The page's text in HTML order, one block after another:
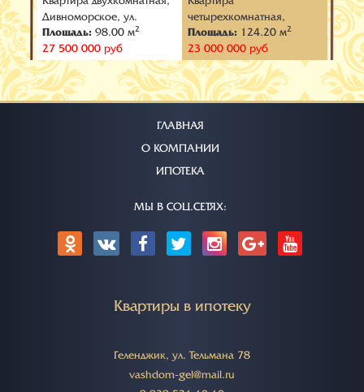
Дивноморское, ул.
Курортная
Площадь: 98.00 м2
27 500 000 руб
четырехкомнатная,
Геленджик - Центр, ул.
Морская
Площадь: 124.20 м2
23 000 000 руб
21
ГЛАВНАЯ
О КОМПАНИИ
ИПОТЕКА
МЫ В СОЦ.СЕТЯХ:
Квартиры в ипотеку
Геленджик, ул. Тельмана 78
vashdom-gel@mail.ru